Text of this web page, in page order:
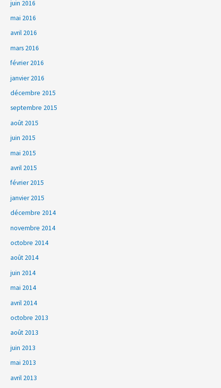
juin 2016
mai 2016
avril 2016
mars 2016
février 2016
janvier 2016
décembre 2015
septembre 2015
août 2015
juin 2015
mai 2015
avril 2015
février 2015
janvier 2015
décembre 2014
novembre 2014
octobre 2014
août 2014
juin 2014
mai 2014
avril 2014
octobre 2013
août 2013
juin 2013
mai 2013
avril 2013